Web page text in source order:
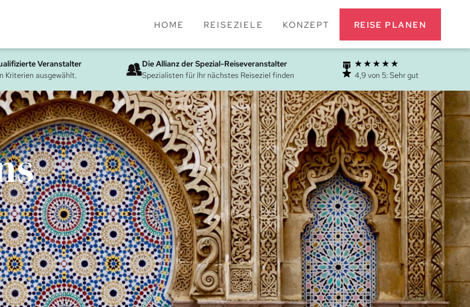
HOME REISEZIELE KONZEPT REISE PLANEN
Veranstalter
Kriterien ausgewählt.
Die Allianz der Spezial-Reiseveranstalter
Spezialisten für Ihr nächstes Reiseziel finden
★ ★ ★ ★ ★
4,9 von 5: Sehr gut